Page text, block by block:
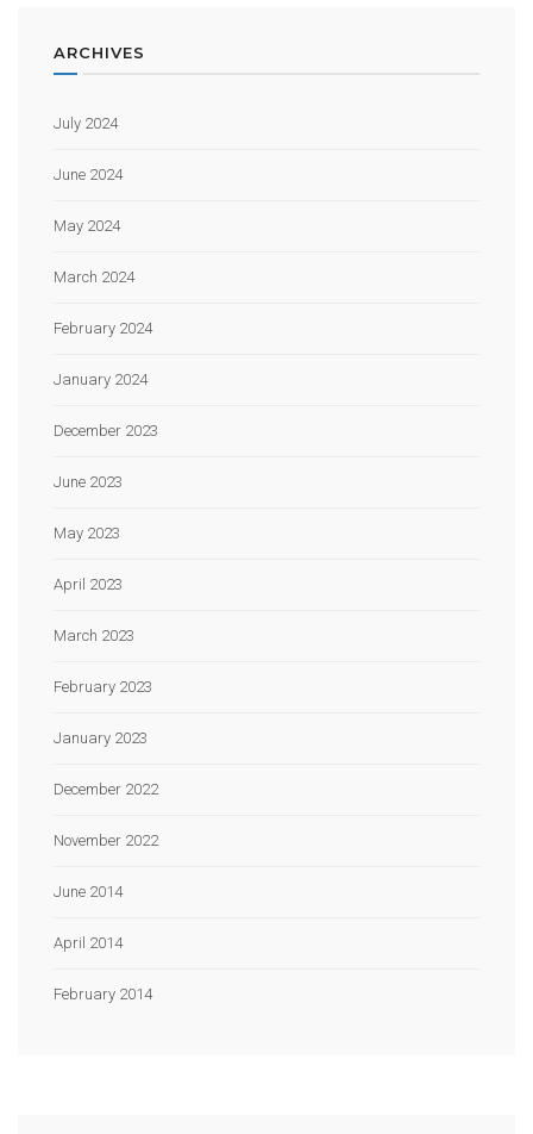
ARCHIVES
July 2024
June 2024
May 2024
March 2024
February 2024
January 2024
December 2023
June 2023
May 2023
April 2023
March 2023
February 2023
January 2023
December 2022
November 2022
June 2014
April 2014
February 2014